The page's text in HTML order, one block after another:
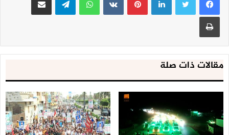
طباعة
مقالات ذات صلة